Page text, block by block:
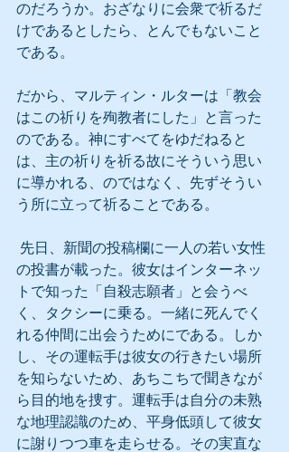
のだろうか。おざなりに会衆で祈るだ
けであるとしたら、とんでもないこと
である。
だから、マルティン・ルターは「教会
はこの祈りを殉教者にした」と言った
のである。神にすべてをゆだねると
は、主の祈りを祈る故にそういう思い
に導かれる、のではなく、先ずそうい
う所に立って祈ることである。
の投書が載った。彼女はインターネッ
トで知った「自殺志願者」と会うべ
く、タクシーに乗る。一緒に死んでく
れる仲間に出会うためにである。しか
し、その運転手は彼女の行きたい場所
を知らないため、あちこちで聞きなが
ら目的地を捜す。運転手は自分の未熟
な地理認識のため、平身低頭して彼女
に謝りつつ車を走らせる。その実直な